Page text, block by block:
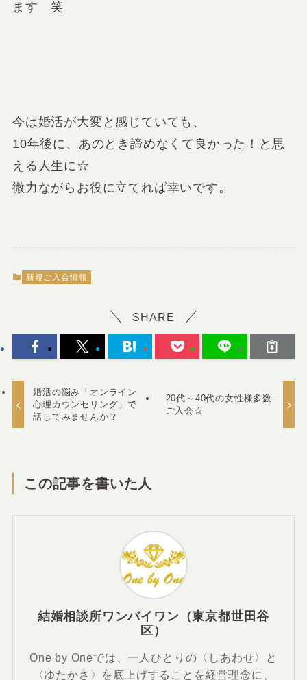
ます 笑
今は婚活が大変と感じていても、
10年後に、あのとき諦めなくて良かった！と思
える人生に☆
微力ながらお役に立てれば幸いです。
新規ご入会情報
SHARE
婚活の悩み「オンライン
心理カウンセリング」で
話してみませんか？
20代～40代の女性様多数
ご入会☆
この記事を書いた人
結婚相談所ワンバイワン（東京都世田谷
区）
One by Oneでは、一人ひとりの〈しあわせ〉と
〈ゆたかさ〉を底上げすることを経営理念に、